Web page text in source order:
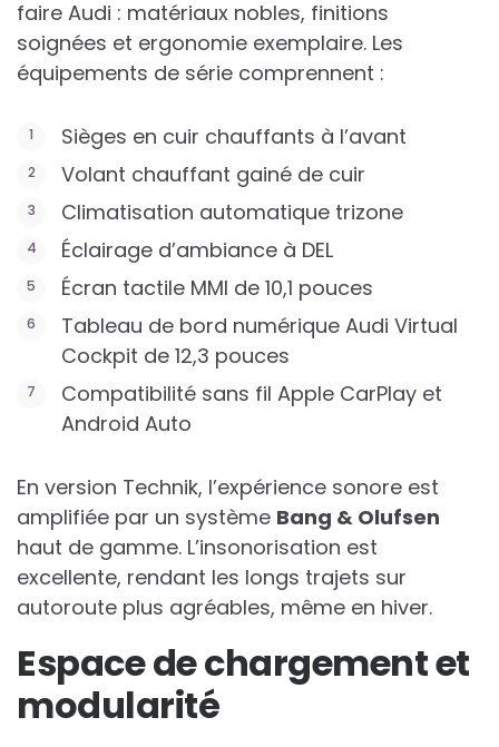
faire Audi : matériaux nobles, finitions
soignées et ergonomie exemplaire. Les
équipements de série comprennent :
Sièges en cuir chauffants à l’avant
Volant chauffant gainé de cuir
Climatisation automatique trizone
Éclairage d’ambiance à DEL
Écran tactile MMI de 10,1 pouces
Tableau de bord numérique Audi Virtual
Cockpit de 12,3 pouces
Compatibilité sans fil Apple CarPlay et
Android Auto
En version Technik, l’expérience sonore est
amplifiée par un système Bang & Olufsen
haut de gamme. L’insonorisation est
excellente, rendant les longs trajets sur
autoroute plus agréables, même en hiver.
Espace de chargement et
modularité